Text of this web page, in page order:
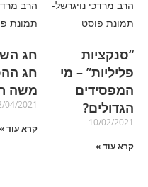
“סנקציות
פליליות” – מי
המפסידים
הגדולים?
10/02/2021
קרא עוד »
חג
חג
משה
04/2021
קרא עוד »